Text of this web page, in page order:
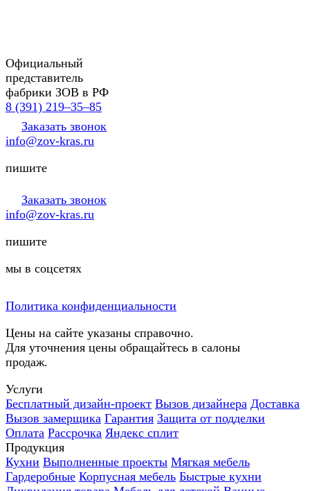
Официальный
представитель
фабрики ЗОВ в РФ
8 (391) 219‒35‒85
Заказать звонок
info@zov-kras.ru
пишите
Заказать звонок
info@zov-kras.ru
пишите
мы в соцсетях
Политика конфиденциальности
Цены на сайте указаны справочно.
Для уточнения цены обращайтесь в салоны
продаж.
Услуги
Бесплатный дизайн-проект Вызов дизайнера Доставка
Вызов замерщика Гарантия Защита от подделки
Оплата Рассрочка Яндекс сплит
Продукция
Кухни Выполненные проекты Мягкая мебель
Гардеробные Корпусная мебель Быстрые кухни